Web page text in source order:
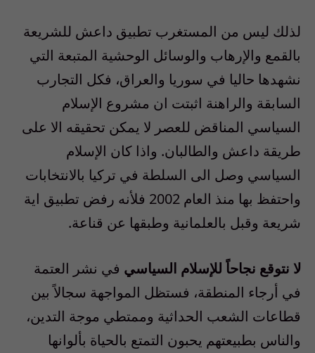
لذلك ليس من المستغرب تطبيق داعش للشريعة
بالقمع والإرهاب والوسائل الوحشية المتبعة التي
نشهدها حاليا في سوريا والعراق، فكل التجارب
السابقة والراهنة اثبتت ان مشروع الإسلام
السياسي المناقض للعصر لا يمكن تحقيقه الا على
طريقة داعش والطالبان. واذا كان الإسلام
السياسي وصل الى السلطة في تركيا بالانتخابات
واحتفظ بها منذ العام 2002 فلأنه رفض تطبيق اية
شريعة وقبل بالعلمانية وطبقها عن قناعة.
لا نتوقع نجاحاً للإسلام السياسي في نشر العتمة
في أرجاء المنطقة، فستظل المواجهة سجالاً بين
قطاعات الشعب الحداثية وممتطي موجة التدين،
والناس بطبيعتهم يحبون التمتع بالحياة بألوانها